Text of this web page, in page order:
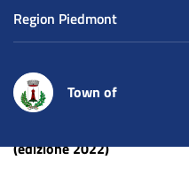
Region Piedmont
Town of
(edizione 2022)